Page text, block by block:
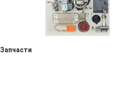
Запчасти